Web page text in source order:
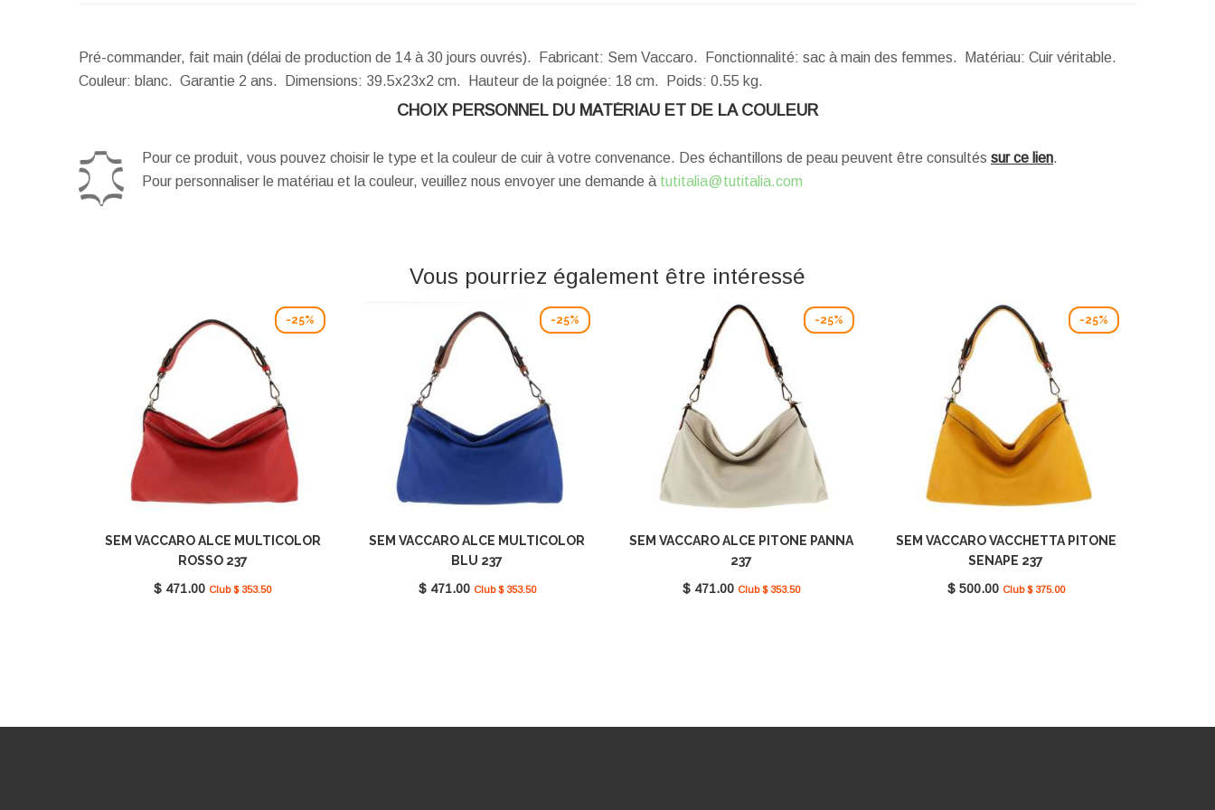
Pré-commander, fait main (délai de production de 14 à 30 jours ouvrés). Fabricant: Sem Vaccaro. Fonctionnalité: sac à main des femmes. Matériau: Cuir véritable.
Couleur: blanc. Garantie 2 ans.
Dimensions: 39.5x23x2 cm. Hauteur de la poignée: 18 cm. Poids: 0.55 kg.
CHOIX PERSONNEL DU MATÉRIAU ET DE LA COULEUR
Pour ce produit, vous pouvez choisir le type et la couleur de cuir à votre convenance. Des échantillons de peau peuvent être consultés sur ce lien.
Pour personnaliser le matériau et la couleur, veuillez nous envoyer une demande à tutitalia@tutitalia.com
Vous pourriez également être intéressé
-25%
SEM VACCARO ALCE MULTICOLOR
ROSSO 237
$ 471.00 Club $ 353.50
-25%
SEM VACCARO ALCE MULTICOLOR
BLU 237
$ 471.00 Club $ 353.50
-25%
SEM VACCARO ALCE PITONE PANNA
237
$ 471.00 Club $ 353.50
-25%
SEM VACCARO VACCHETTA PITONE
SENAPE 237
$ 500.00 Club $ 375.00